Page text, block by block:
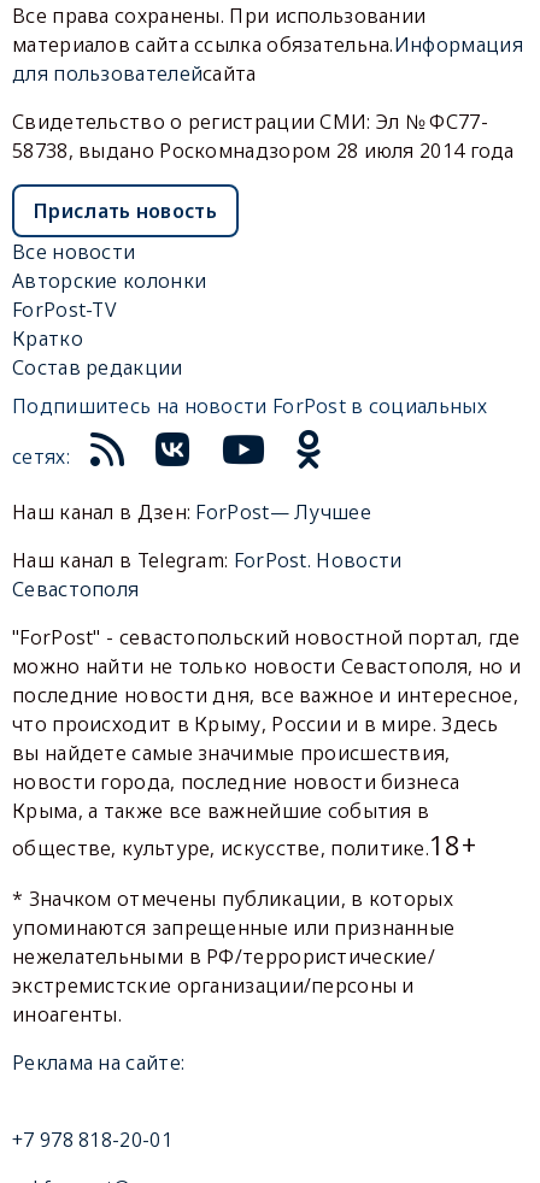
Все права сохранены. При использовании
материалов сайта ссылка обязательна.Информация
для пользователейсайта
Свидетельство о регистрации СМИ: Эл № ФС77-
58738, выдано Роскомнадзором 28 июля 2014 года
Прислать новость
Все новости
Авторские колонки
ForPost-TV
Кратко
Состав редакции
Подпишитесь на новости ForPost в социальных
сетях:
Наш канал в Дзен: ForPost— Лучшее
Наш канал в Telegram: ForPost. Новости
Севастополя
"ForPost" - севастопольский новостной портал, где
можно найти не только новости Севастополя, но и
последние новости дня, все важное и интересное,
что происходит в Крыму, России и в мире. Здесь
вы найдете самые значимые происшествия,
новости города, последние новости бизнеса
Крыма, а также все важнейшие события в
обществе, культуре, искусстве, политике.18+
* Значком отмечены публикации, в которых
упоминаются запрещенные или признанные
нежелательными в РФ/террористические/
экстремистские организации/персоны и
иноагенты.
Реклама на сайте:
+7 978 818-20-01